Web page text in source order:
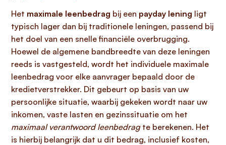
Het maximale leenbedrag bij een payday lening ligt
typisch lager dan bij traditionele leningen, passend bij
het doel van een snelle financiële overbrugging.
Hoewel de algemene bandbreedte van deze leningen
reeds is vastgesteld, wordt het individuele maximale
leenbedrag voor elke aanvrager bepaald door de
kredietverstrekker. Dit gebeurt op basis van uw
persoonlijke situatie, waarbij gekeken wordt naar uw
inkomen, vaste lasten en gezinssituatie om het
maximaal verantwoord leenbedragte berekenen. Het
is hierbij belangrijk dat u dit bedrag, inclusief kosten,